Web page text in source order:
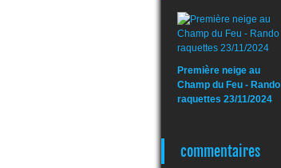
Première neige au
Champ du Feu - Rando
raquettes 23/11/2024
commentaires